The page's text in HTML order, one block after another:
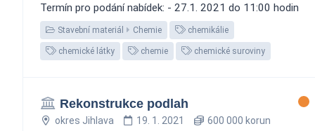
Termín pro podání nabídek: - 27.1. 2021 do 11:00 hodin
Stavební materiál Chemie chemikálie
chemické látky chemie chemické suroviny
Rekonstrukce podlah
okres Jihlava 19. 1. 2021 600 000 korun